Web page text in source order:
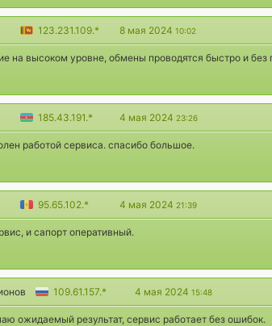
123.231.109.* 8 мая 2024 10:02
на высоком уровне, обмены проводятся быстро и без
185.43.191.* 4 мая 2024 23:26
работой сервиса. спасибо большое.
95.65.102.* 4 мая 2024 21:39
и сапорт оперативный.
109.61.157.* 4 мая 2024 15:48
ожидаемый результат, сервис работает без ошибок.